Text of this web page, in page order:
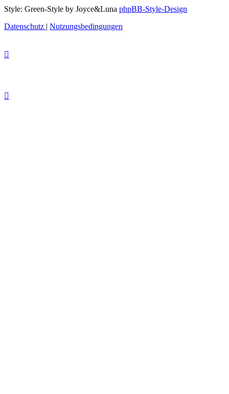
Style: Green-Style by Joyce&Luna phpBB-Style-Design
Datenschutz | Nutzungsbedingungen